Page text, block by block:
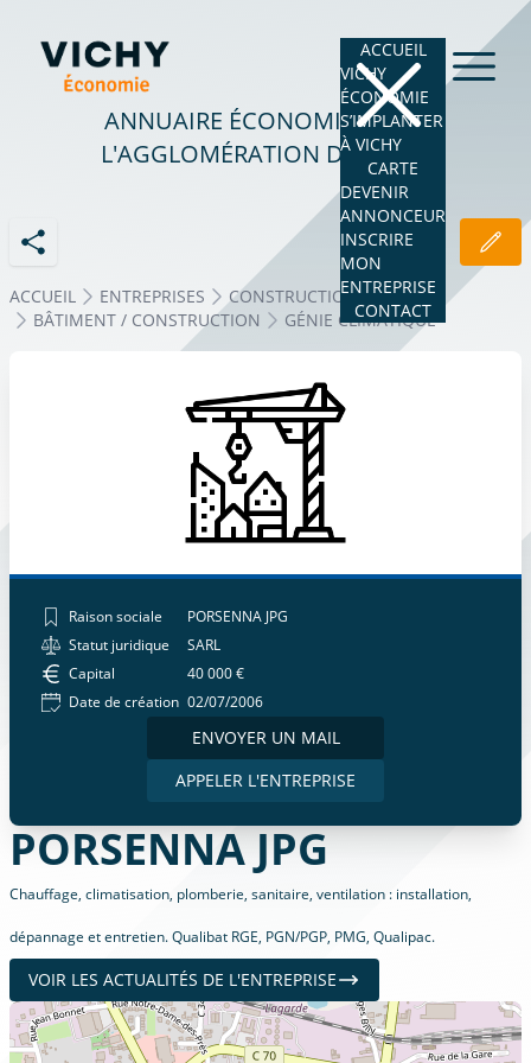
ACCUEIL
VICHY
ÉCONOMIE
S’IMPLANTER
À VICHY
CARTE
DEVENIR
ANNONCEUR
INSCRIRE
MON
ENTREPRISE
CONTACT
ANNUAIRE ÉCONOMIQUE DE
L'AGGLOMÉRATION DE VICHY
ACCUEIL ENTREPRISES
CONSTRUCTION - BTP
BÂTIMENT / CONSTRUCTION
GÉNIE CLIMATIQUE
Raison sociale
PORSENNA JPG
Statut juridique
SARL
Capital
40 000 €
Date de création 02/07/2006
ENVOYER UN MAIL
APPELER L'ENTREPRISE
PORSENNA JPG
Chauffage, climatisation, plomberie, sanitaire, ventilation : installation,
dépannage et entretien. Qualibat RGE, PGN/PGP, PMG, Qualipac.
VOIR LES ACTUALITÉS DE L'ENTREPRISE